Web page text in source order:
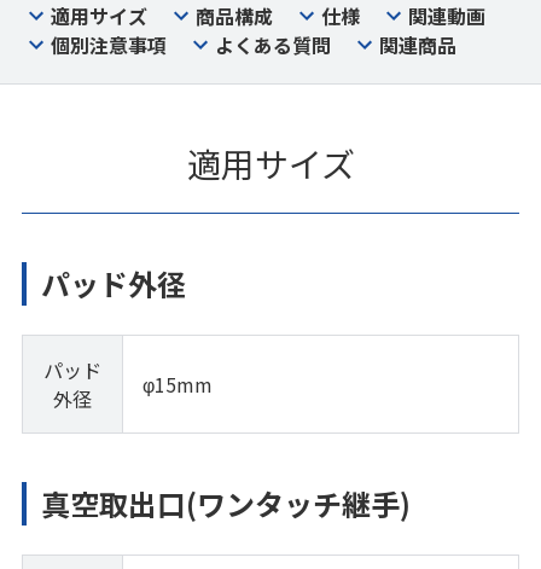
適用サイズ 商品構成 仕様
関連動画
個別注意事項
よくある質問 関連商品
適用サイズ
パッド外径
パッド
外径
φ15mm
真空取出口(ワンタッチ継手)